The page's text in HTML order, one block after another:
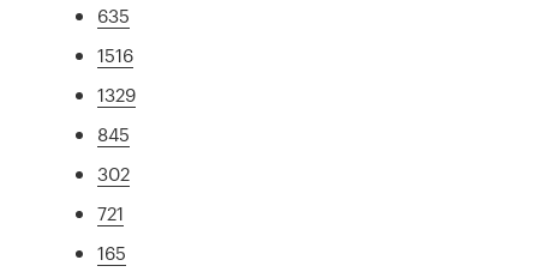
635
1516
1329
845
302
721
165